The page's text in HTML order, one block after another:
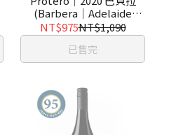
(Barbera｜Adelaide
Hills)
NT$975NT$1,090
已售完